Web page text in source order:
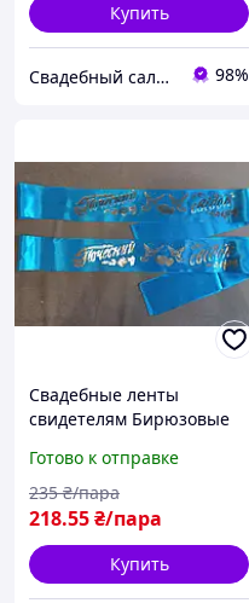
Купить
Свадебный салон "ПРИНЦЕССА" 98%
Свадебные ленты
свидетелям Бирюзовые
Готово к отправке
218.55₴/пара
235 ₴/пара
Купить